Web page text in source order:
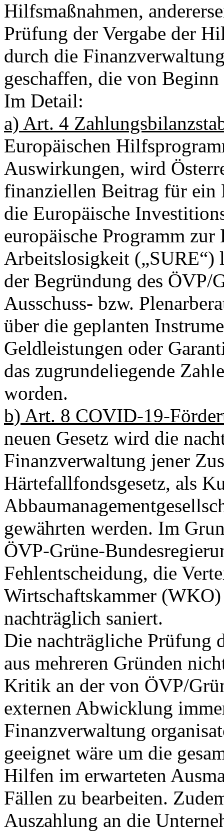
Hilfsmaßnahmen,
Prüfung der Vergabe der
durch die
geschaffen, die von
Im Detail:
a) Art. 4
Europäischen
Auswirkungen, wird
finanziellen Beitrag für
die Europäische
europäische Programm
Arbeitslosigkeit („SURE“)
der Begründung des ÖVP/
Ausschuss- bzw.
über die geplanten
Geldleistungen oder
das zugrundeliegende
worden.
b) Art. 8 COVID-19-
neuen Gesetz wird die
Finanzverwaltung jener
Härtefallfondsgesetz, als
gewährten werden. Im
ÖVP-Grüne-
Fehlentscheidung, die
Wirtschaftskammer
nachträglich saniert.
Die nachträgliche Prüfung
aus mehreren Gründen
Kritik an der von ÖVP/
externen Abwicklung
Finanzverwaltung
geeignet wäre um die
Hilfen im erwarteten
Fällen zu bearbeiten.
Auszahlung an die